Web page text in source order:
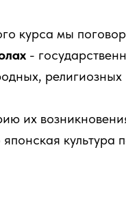
курса мы
-
религиозных
их
японская